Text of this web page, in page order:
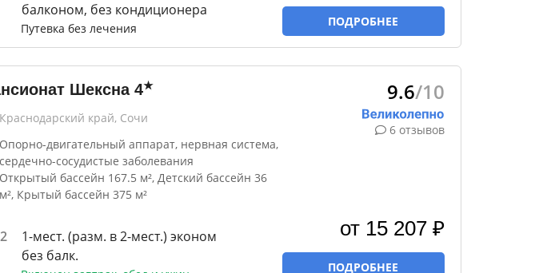
балконом, без кондиционера
Путевка без лечения ПОДРОБНЕЕ
Шексна 4★
Краснодарский край, Сочи
Опорно-двигательный аппарат, нервная система,
сердечно-сосудистые заболевания
Открытый бассейн 167.5 м², Детский бассейн 36
м², Крытый бассейн 375 м²
2
1-мест. (разм. в 2-мест.) эконом
без балк.
9.6/10
6 отзывов
от 15 207 ₽
ПОДРОБНЕЕ